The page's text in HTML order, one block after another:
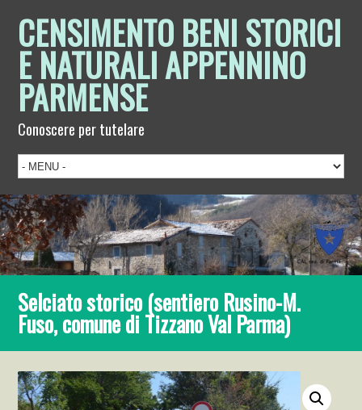
CENSIMENTO BENI STORICI
E NATURALI APPENNINO
PARMENSE
Conoscere per tutelare
Selciato storico (sentiero Rusino-M.
Fuso, comune di Tizzano Val Parma)